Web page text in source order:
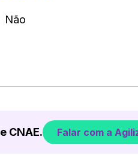
Não
CNAE. Falar com a